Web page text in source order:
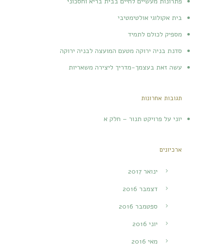
בית אקולוגי אולטימטיבי
מספיק לכולם לתמיד
סדנת בניה ירוקה מטעם המועצה לבניה ירוקה
עשה זאת בעצמך-מדריך ליצירה משאריות
תגובות אחרונות
יוני על פרויקט תנור – חלק א
ארכיונים
ינואר 2017
דצמבר 2016
ספטמבר 2016
יוני 2016
מאי 2016